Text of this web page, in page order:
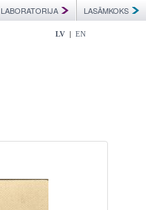
LABORATORIJA LASĀMKOKS
LV | EN